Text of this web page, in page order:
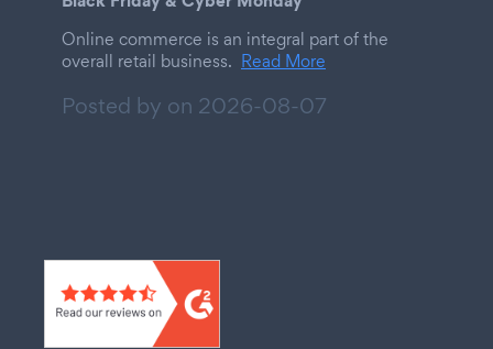
Online commerce is an integral part of the
overall retail business. Read More
Posted by on 2026-08-07